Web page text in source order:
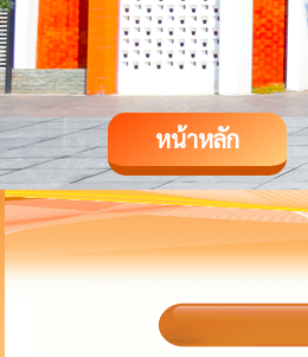
หน้าหลัก